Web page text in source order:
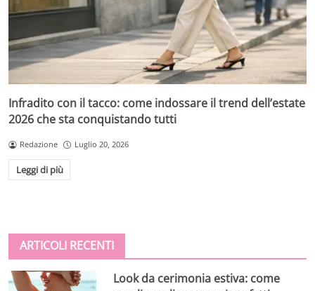
Infradito con il tacco: come indossare il trend dell’estate
2026 che sta conquistando tutti
Redazione Luglio 20, 2026
Leggi di più
ARTICOLI RECENTI
Look da cerimonia estiva: come